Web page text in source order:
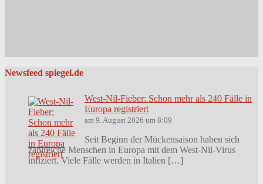
Newsfeed spiegel.de
West-Nil-Fieber: Schon mehr als 240 Fälle in
Europa registriert
am 9. August 2026 um 8:09
Seit Beginn der Mückensaison haben sich
zahlreiche Menschen in Europa mit dem West-Nil-Virus
infiziert. Viele Fälle werden in Italien […]